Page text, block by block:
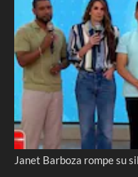
Janet Barboza rompe su